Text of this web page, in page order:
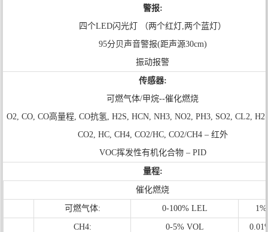
警报:
四个LED闪光灯 （两个红灯,两个蓝灯）
95分贝声音警报(距声源30cm)
振动报警
传感器:
可燃气体/甲烷--催化燃烧
O2, CO, CO高量程, CO抗氢, H2S, HCN, NH3, NO2, PH3, SO2, CL2, H2
CO2, HC, CH4, CO2/HC, CO2/CH4 – 红外
VOC挥发性有机化合物 – PID
量程:
催化燃烧
可燃气体: 0-100% LEL
CH4: 0-5% VOL